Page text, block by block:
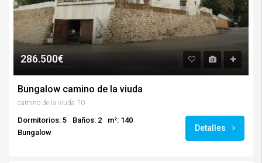
286.500€
Bungalow camino de la viuda
camino de la viuda 70
Dormitorios: 5 Baños: 2
m²: 140
Bungalow
Detalles